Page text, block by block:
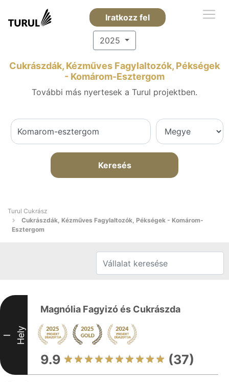
Iratkozz fel
2025
Cukrászdák, Kézműves Fagylaltozók, Pékségek
- Komárom-Esztergom
További más nyertesek a Turul projektben.
Keresés
Turul Cukrász
Cukrászdák, Kézműves Fagylaltozók, Pékségek - Komárom-
Esztergom
I Hely
Magnólia Fagyizó és Cukrászda
9.9 (37)